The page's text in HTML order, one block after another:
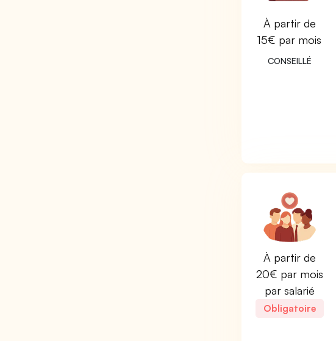
À partir de
15€ par mois
CONSEILLÉ
À partir de
20€ par mois
par salarié
Obligatoire